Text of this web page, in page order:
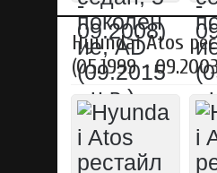
Hyundai Atos
(05.1999 -